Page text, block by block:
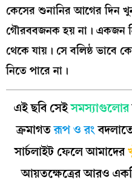
কেসের শুনানির আগের দিন
গৌরববজনক হয় না। একজন
থেকে যায়। সে বলিষ্ঠ ভাবে
নিতে পারে না।
এই ছবি সেইসমস্যাগুলোর
ক্রমাগতরূপ ও রং
সার্চলাইট ফেলে আমাদের
আয়তক্ষেত্রের আরও